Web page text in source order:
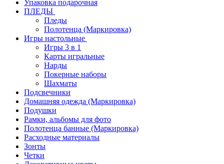
Упаковка подарочная
ПЛЕДЫ
Пледы
Полотенца (Маркировка)
Игры настольные
Игры 3 в 1
Карты игральные
Нарды
Покерные наборы
Шахматы
Подсвечники
Домашняя одежда (Маркировка)
Подушки
Рамки, альбомы для фото
Полотенца банные (Маркировка)
Расходные материалы
Зонты
Четки